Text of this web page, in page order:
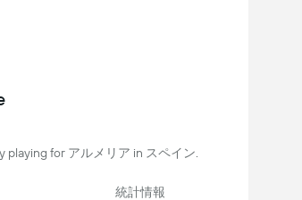
playing for アルメリア in スペイン.
統計情報